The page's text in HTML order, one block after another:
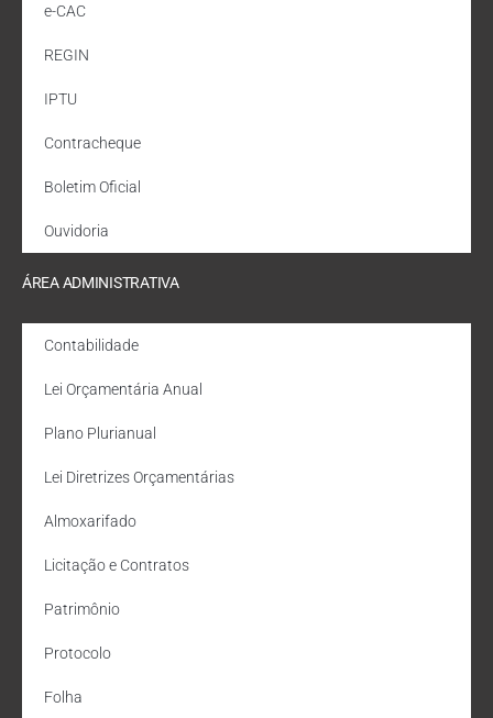
e-CAC
REGIN
IPTU
Contracheque
Boletim Oficial
Ouvidoria
ÁREA ADMINISTRATIVA
Contabilidade
Lei Orçamentária Anual
Plano Plurianual
Lei Diretrizes Orçamentárias
Almoxarifado
Licitação e Contratos
Patrimônio
Protocolo
Folha